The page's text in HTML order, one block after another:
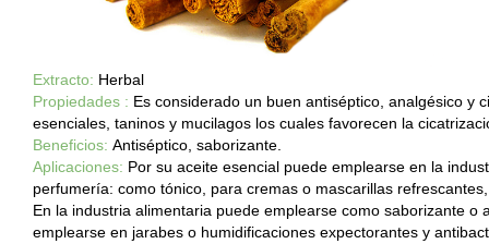
Extracto: Herbal
Propiedades : Es considerado un buen antiséptico, analgésico y
esenciales, taninos y mucilagos los cuales favorecen la
Beneficios: Antiséptico, saborizante.
Aplicaciones: Por su aceite esencial puede emplearse en la
perfumería: como tónico, para cremas o mascarillas
En la industria alimentaria puede emplearse como saborizante o
emplearse en jarabes o humidificaciones expectorantes y